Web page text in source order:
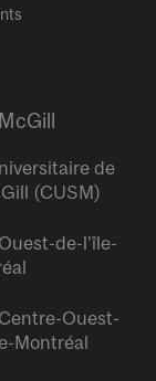
de
(CUSM)
de-l’île-
Ouest-
Montréal